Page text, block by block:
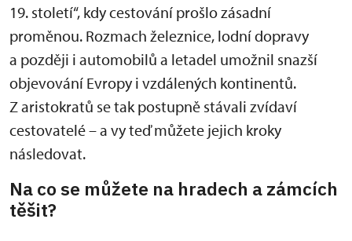
19. století“, kdy cestování prošlo zásadní
proměnou. Rozmach železnice, lodní dopravy
a později i automobilů a letadel umožnil snazší
objevování Evropy i vzdálených kontinentů.
Z aristokratů se tak postupně stávali zvídaví
cestovatelé – a vy teď můžete jejich kroky
následovat.
Na co se můžete na hradech a zámcích
těšit?